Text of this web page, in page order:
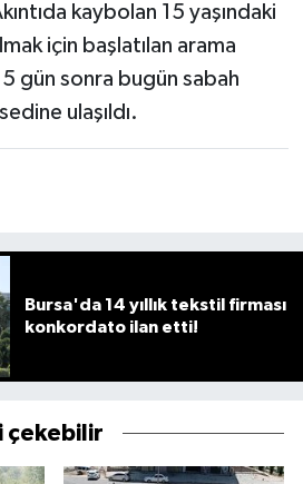
kaybolan 15 yaşındaki
için başlatılan arama
gün sonra bugün sabah
ulaşıldı.
Bursa'da 14 yıllık tekstil firması
konkordato ilan etti!
çekebilir